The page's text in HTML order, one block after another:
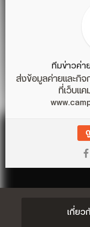
ทีมข่าวค่า
ส่งข้อมูลค่ายและกิ
ที่เว็บแ
เกี่ย